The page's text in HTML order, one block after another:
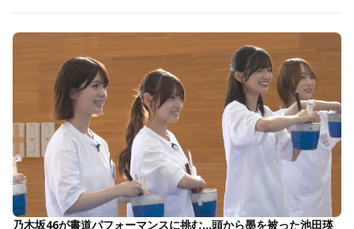
乃木坂46が書道パフォーマンスに挑む…頭から墨を被った池田瑛